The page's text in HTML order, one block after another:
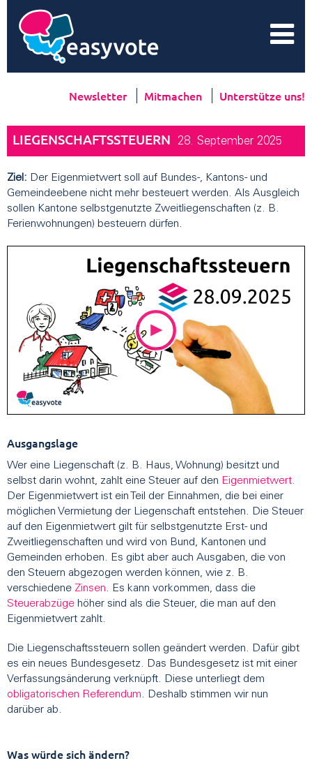
Newsletter Mitmachen Unterstütze uns!
LIEGENSCHAFTSSTEUERN 28. September 2025
Ziel: Der Eigenmietwert soll auf Bundes-, Kantons- und
Gemeindeebene nicht mehr besteuert werden. Als Ausgleich
sollen Kantone selbstgenutzte Zweitliegenschaften (z. B.
Ferienwohnungen) besteuern dürfen.
Ausgangslage
Wer eine Liegenschaft (z. B. Haus, Wohnung) besitzt und
selbst darin wohnt, zahlt eine Steuer auf den Eigenmietwert.
Der Eigenmietwert ist ein Teil der Einnahmen, die bei einer
möglichen Vermietung der Liegenschaft entstehen. Die Steuer
auf den Eigenmietwert gilt für selbstgenutzte Erst- und
Zweitliegenschaften und wird von Bund, Kantonen und
Gemeinden erhoben. Es gibt aber auch Ausgaben, die von
den Steuern abgezogen werden können, wie z. B.
verschiedene Zinsen. Es kann vorkommen, dass die
Steuerabzüge höher sind als die Steuer, die man auf den
Eigenmietwert zahlt.
Die Liegenschaftssteuern sollen geändert werden. Dafür gibt
es ein neues Bundesgesetz. Das Bundesgesetz ist mit einer
Verfassungsänderung verknüpft. Diese unterliegt dem
obligatorischen Referendum. Deshalb stimmen wir nun
darüber ab.
Was würde sich ändern?